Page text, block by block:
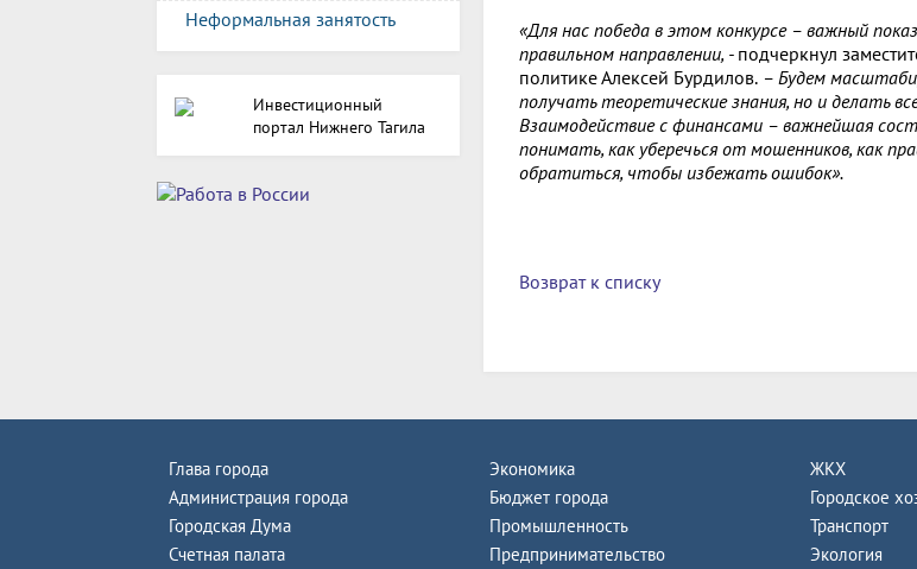
Неформальная занятость
Инвестиционный
портал Нижнего Тагила
«Для нас победа в этом конкурсе – важный
правильном направлении, - подчеркнул
политике Алексей Бурдилов. – Будем
получать теоретические знания, но и делать
Взаимодействие с финансами – важнейшая
понимать, как уберечься от мошенников, как
обратиться, чтобы избежать ошибок».
Возврат к списку
Глава города
Администрация города
Городская Дума
Счетная палата
Экономика
Бюджет города
Промышленность
Предпринимательство
ЖКХ
Городское
Транспорт
Экология